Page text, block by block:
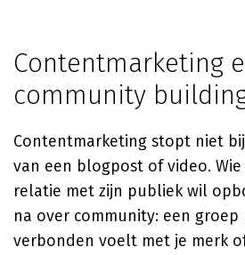
Contentmarketing
community
Contentmarketing stopt niet
van een blogpost of video.
relatie met zijn publiek wil
na over community: een groep
verbonden voelt met je merk